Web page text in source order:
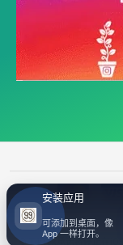
© TikTok承诺将停止在
安装应用
可添加到桌面，像
App 一样打开。